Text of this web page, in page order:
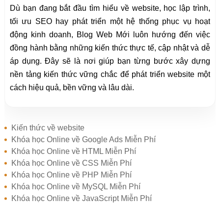
Dù bạn đang bắt đầu tìm hiểu về website, học lập trình,
tối ưu SEO hay phát triển một hệ thống phục vụ hoạt
động kinh doanh, Blog Web Mới luôn hướng đến việc
đồng hành bằng những kiến thức thực tế, cập nhật và dễ
áp dụng. Đây sẽ là nơi giúp bạn từng bước xây dựng
nền tảng kiến thức vững chắc để phát triển website một
cách hiệu quả, bền vững và lâu dài.
Kiến thức về website
Khóa học Online về Google Ads Miễn Phí
Khóa học Online về HTML Miễn Phí
Khóa học Online về CSS Miễn Phí
Khóa học Online về PHP Miễn Phí
Khóa học Online về MySQL Miễn Phí
Khóa học Online về JavaScript Miễn Phí